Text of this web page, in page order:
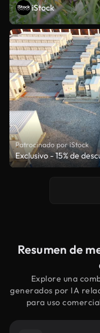
iStock
Patrocinado por iStock
Exclusivo - 15% de
Resumen de
Explore una
generados por IA
para uso